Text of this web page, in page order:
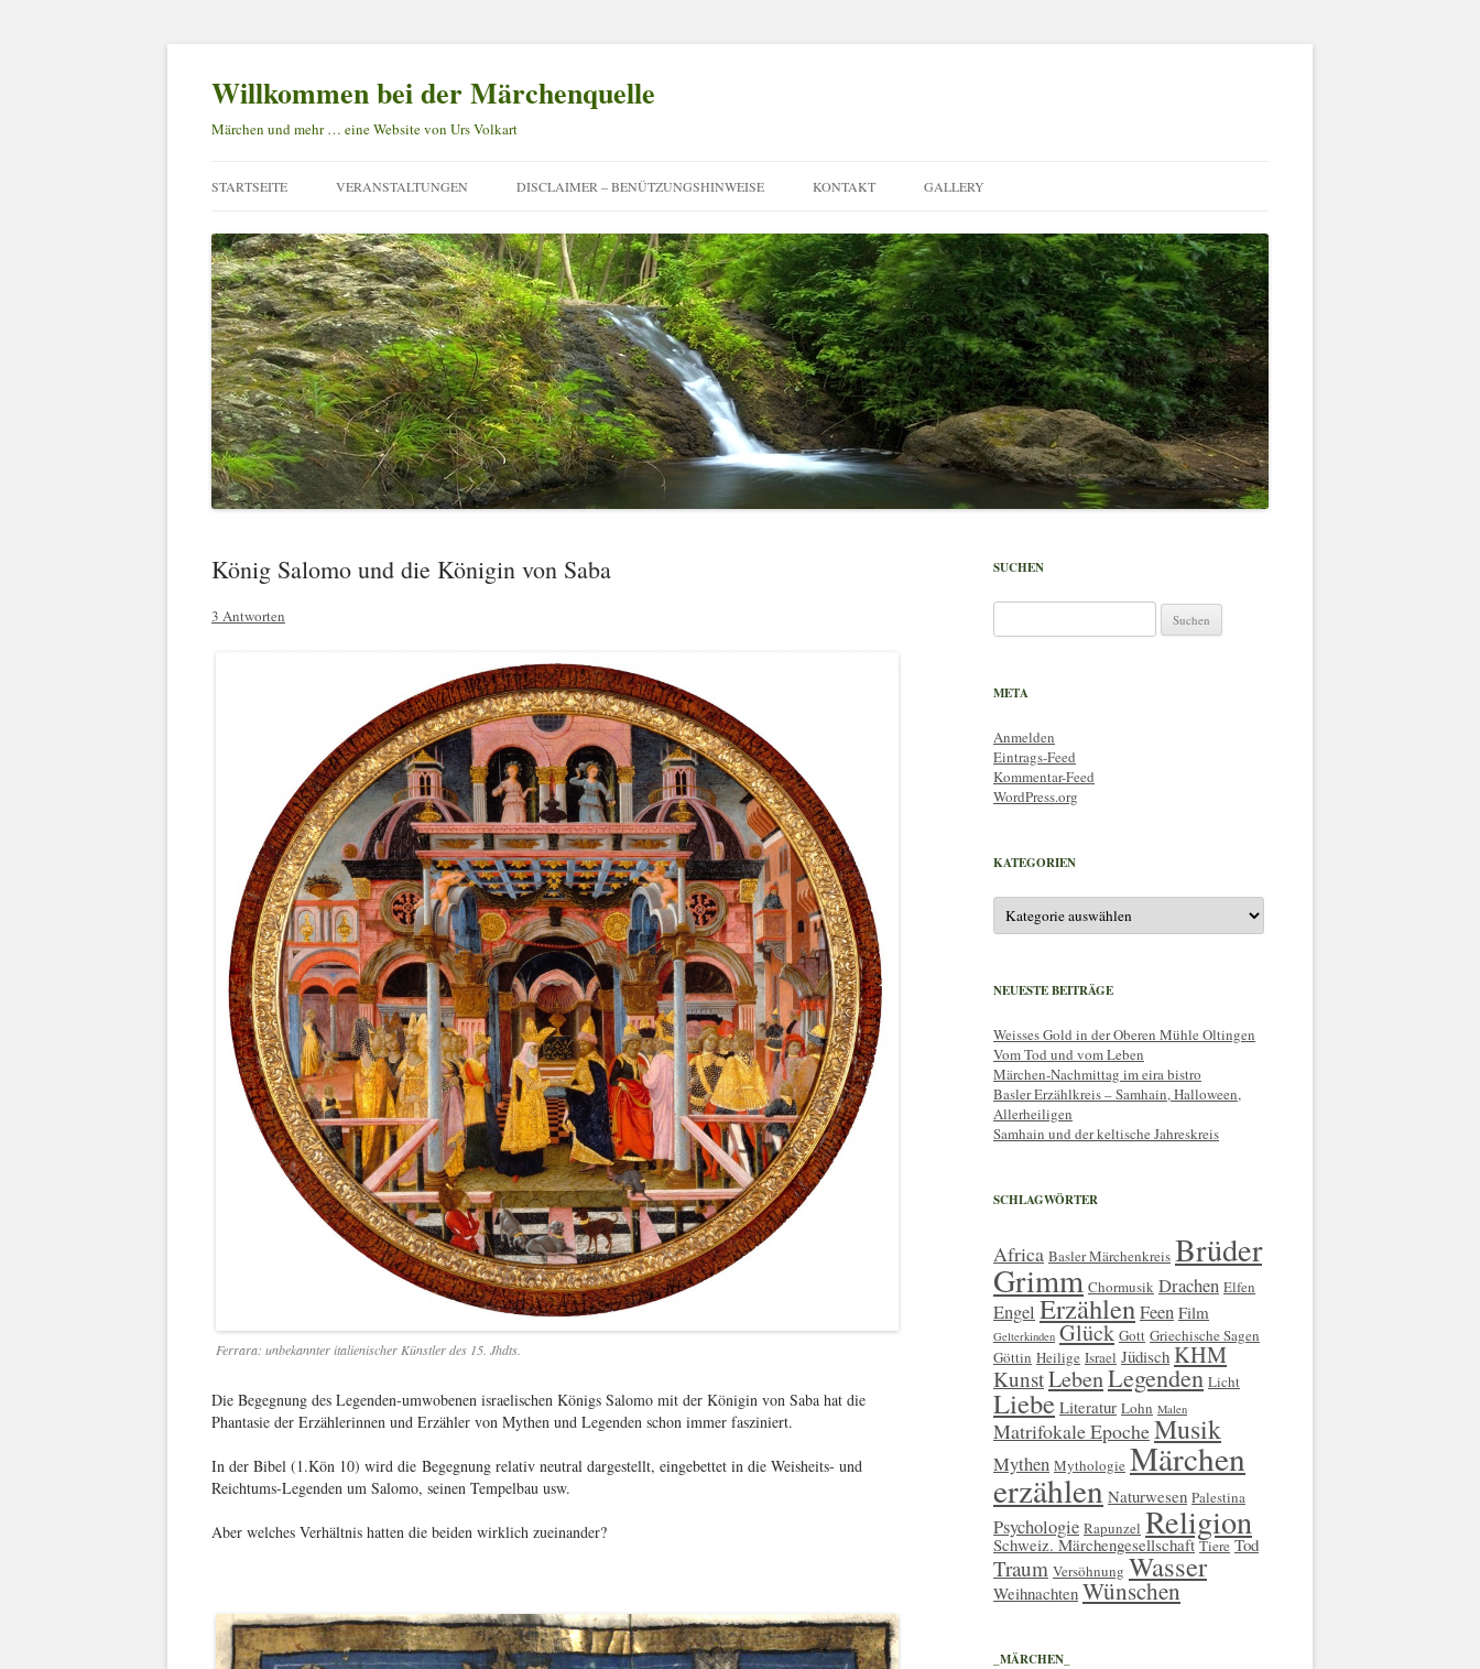
Willkommen bei der Märchenquelle
Märchen und mehr … eine Website von Urs Volkart
Inhalt
springen
STARTSEITE VERANSTALTUNGEN DISCLAIMER – BENÜTZUNGSHINWEISE KONTAKT GALLERY
König Salomo und die Königin von Saba
3 Antworten
Ferrara: unbekannter italienischer Künstler des 15. Jhdts.
Die Begegnung des Legenden-umwobenen israelischen Königs Salomo mit der Königin von Saba hat die
Phantasie der Erzählerinnen und Erzähler von Mythen und Legenden schon immer fasziniert.
In der Bibel (1.Kön 10) wird die Begegnung relativ neutral dargestellt, eingebettet in die Weisheits- und
Reichtums-Legenden um Salomo, seinen Tempelbau usw.
Aber welches Verhältnis hatten die beiden wirklich zueinander?
SUCHEN
nach:
META
Anmelden
Eintrags-Feed
Kommentar-Feed
WordPress.org
KATEGORIEN
Kategorien
NEUESTE BEITRÄGE
Weisses Gold in der Oberen Mühle Oltingen
Vom Tod und vom Leben
Märchen-Nachmittag im eira bistro
Basler Erzählkreis – Samhain, Halloween,
Allerheiligen
Samhain und der keltische Jahreskreis
SCHLAGWÖRTER
Africa Basler Märchenkreis Brüder
Grimm Chormusik Drachen Elfen
Engel ErzählenFeen Film
Gelterkinden Glück Gott Griechische Sagen
Göttin Heilige Israel Jüdisch KHM
KunstLebenLegenden Licht
Liebe Literatur Lohn Malen
Matrifokale EpocheMusik
Mythen Mythologie Märchen
erzählen Naturwesen Palestina
Psychologie Rapunzel Religion
Schweiz. Märchengesellschaft Tiere Tod
Traum Versöhnung Wasser
Weihnachten Wünschen
_MÄRCHEN_